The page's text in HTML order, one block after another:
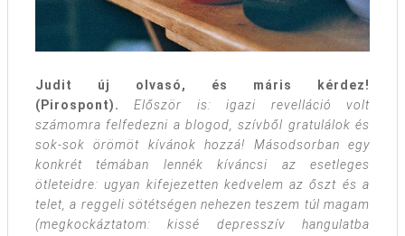
Judit új olvasó, és máris kérdez!
(Pirospont).Először is: igazi revelláció volt
számomra felfedezni a blogod, szívből gratulálok és
sok-sok örömöt kívánok hozzá! Másodsorban egy
konkrét témában lennék kíváncsi az esetleges
ötleteidre: ugyan kifejezetten kedvelem az őszt és a
telet, a reggeli sötétségen nehezen teszem túl magam
(megkockáztatom: kissé depresszív hangulatba